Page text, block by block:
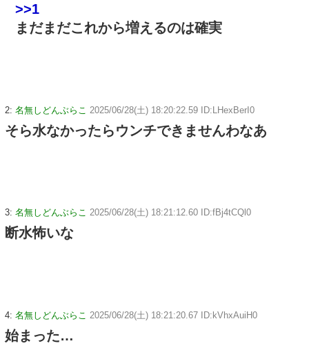
>>1
まだまだこれから増えるのは確実
2: 名無しどんぶらこ 2025/06/28(土) 18:20:22.59 ID:LHexBerI0
そら水なかったらウンチできませんわなあ
3: 名無しどんぶらこ 2025/06/28(土) 18:21:12.60 ID:fBj4tCQl0
断水怖いな
4: 名無しどんぶらこ 2025/06/28(土) 18:21:20.67 ID:kVhxAuiH0
始まった…